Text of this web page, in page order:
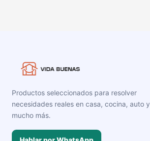
Productos seleccionados para resolver
necesidades reales en casa, cocina, auto y
mucho más.